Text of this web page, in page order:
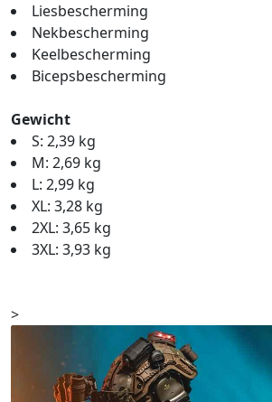
Liesbescherming
Nekbescherming
Keelbescherming
Bicepsbescherming
Gewicht
S: 2,39 kg
M: 2,69 kg
L: 2,99 kg
XL: 3,28 kg
2XL: 3,65 kg
3XL: 3,93 kg
>